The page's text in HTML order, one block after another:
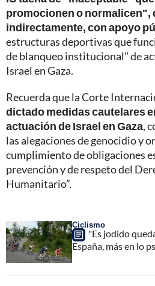
promocionen o normalicen",
indirectamente, con apoyo
estructuras deportivas que
de blanqueo institucional" de
Israel en Gaza.
Recuerda que la Corte
dictado medidas cautelares
actuación de Israel en Gaza,
las alegaciones de genocidio y
cumplimiento de obligaciones
prevención y de respeto del
Humanitario”.
Ciclismo
"Es jodido
España, más en lo